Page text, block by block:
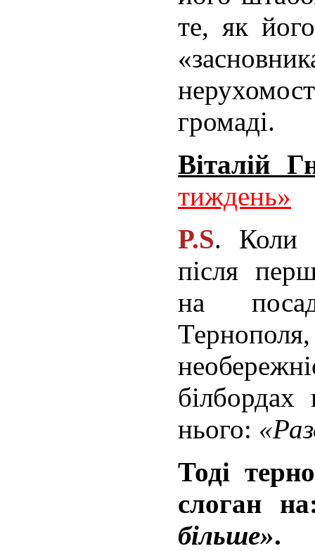
те, як
громаді.
Віталій
тиждень»
P.S. Коли
після
на
білбордах
нього:
Тоді
слоган
більше».